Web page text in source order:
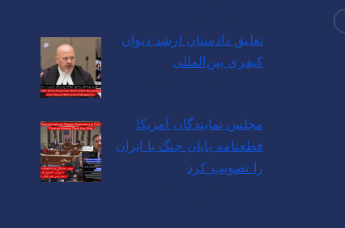
تعلیق دادستان ارشد دیوان
کیفری بین‌المللی
مجلس نمایندگان آمریکا
قطعنامه پایان جنگ با ایران
را تصویب کرد